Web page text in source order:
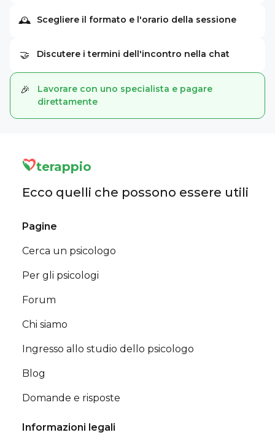
🕰 Scegliere il formato e l'orario della sessione
🤝 Discutere i termini dell'incontro nella chat
🎉
Lavorare con uno specialista e pagare
direttamente
terappio
Ecco quelli che possono essere utili
Pagine
Cerca un psicologo
Per gli psicologi
Forum
Chi siamo
Ingresso allo studio dello psicologo
Blog
Domande e risposte
Informazioni legali